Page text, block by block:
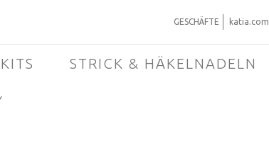
GESCHÄFTE katia.com
KITS STRICK & HÄKELNADELN